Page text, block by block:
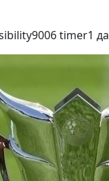
9006timer1